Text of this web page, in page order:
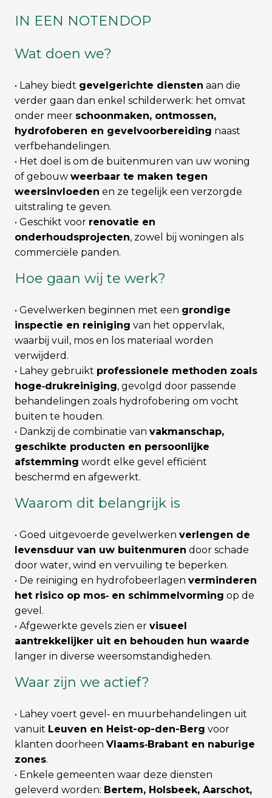
IN EEN NOTENDOP
Wat doen we?
• Lahey biedt gevelgerichte diensten aan die
verder gaan dan enkel schilderwerk: het omvat
onder meer schoonmaken, ontmossen,
hydrofoberen en gevelvoorbereiding naast
verfbehandelingen.
• Het doel is om de buitenmuren van uw woning
of gebouw weerbaar te maken tegen
weersinvloeden en ze tegelijk een verzorgde
uitstraling te geven.
• Geschikt voor renovatie­ en
onderhoudsprojecten, zowel bij woningen als
commerciële panden.
Hoe gaan wij te werk?
• Gevelwerken beginnen met een grondige
inspectie en reiniging van het oppervlak,
waarbij vuil, mos en los materiaal worden
verwijderd.
• Lahey gebruikt professionele methoden zoals
hoge‑drukreiniging, gevolgd door passende
behandelingen zoals hydrofobering om vocht
buiten te houden.
• Dankzij de combinatie van vakmanschap,
geschikte producten en persoonlijke
afstemming wordt elke gevel efficiënt
beschermd en afgewerkt.
Waarom dit belangrijk is
• Goed uitgevoerde gevelwerken verlengen de
levensduur van uw buitenmuren door schade
door water, wind en vervuiling te beperken.
• De reiniging en hydrofobeerlagen verminderen
het risico op mos‑ en schimmelvorming op de
gevel.
• Afgewerkte gevels zien er visueel
aantrekkelijker uit en behouden hun waarde
langer in diverse weersomstandigheden.
Waar zijn we actief?
• Lahey voert gevel‑ en muurbehandelingen uit
vanuit Leuven en Heist-op-den-Berg voor
klanten doorheen Vlaams‑Brabant en naburige
zones.
• Enkele gemeenten waar deze diensten
geleverd worden: Bertem, Holsbeek, Aarschot,